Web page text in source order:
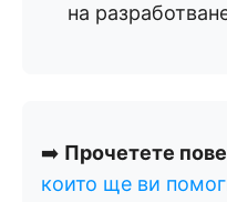
на
➡️ Прочетете
които ще ви